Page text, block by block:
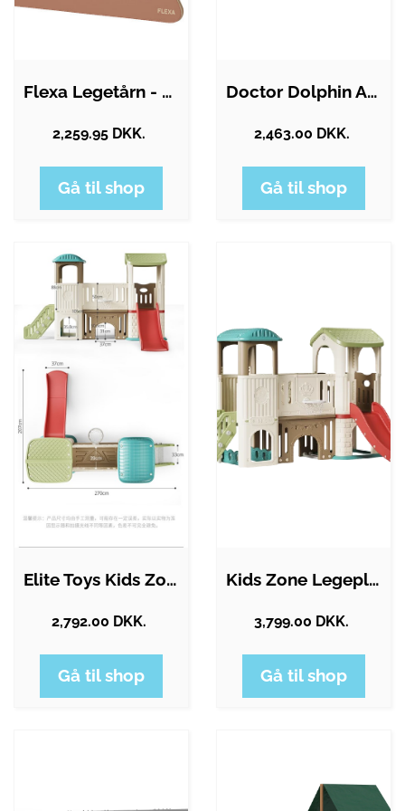
Flexa Legetårn - Midi - Play -…
2,259.95 DKK.
Gå til shop
Doctor Dolphin Actionworld Hoppeborg…
2,463.00 DKK.
Gå til shop
Elite Toys Kids Zone Legepladsen…
2,792.00 DKK.
Gå til shop
Kids Zone Legepladsen Adventure Park
3,799.00 DKK.
Gå til shop